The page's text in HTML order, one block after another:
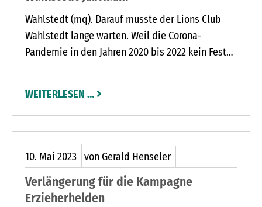
Wahlstedt (mq). Darauf musste der Lions Club
Wahlstedt lange warten. Weil die Corona-
Pandemie in den Jahren 2020 bis 2022 kein Fest
Sonnabend, 3. Juni, steigt von 13 bis 24 Uhr zum
Jubiläum die traditionelle Feier mit Umzug und
Non-Stop-Programm auf dem Marktplatz.
WEITERLESEN …
10. Mai 2023 von Gerald Henseler
Verlängerung für die Kampagne
Erzieherhelden